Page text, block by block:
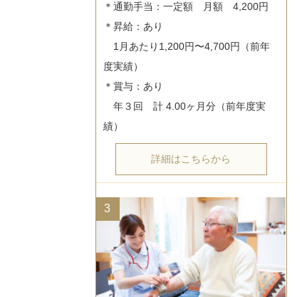
＊通勤手当：一定額　月額　4,200円
＊昇給：あり
1月あたり1,200円〜4,700円（前年
度実績）
＊賞与：あり
年３回　計 4.00ヶ月分（前年度実
詳細はこちらから
3